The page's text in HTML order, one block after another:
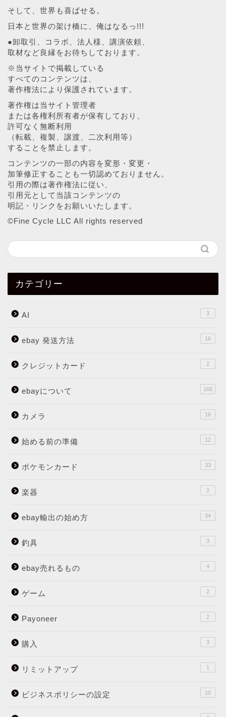
そして、世界も喜ばせる。
日本と世界の架け橋に、俺はなるっ!!!
●卸取引、コラボ、法人様、講演依頼、
取材など良縁をお待ちしております。
※当サイトで掲載している
すべてのコンテンツは、
著作権法により保護されています。
著作権は当サイト管理者
または各権利所有者が保有しており、
許可なく無断利用
（転載、複製、譲渡、二次利用等）
することを禁止します。
コンテンツの一部の内容を変形・変更・
加筆修正することも一切認めておりません。
引用の際は著作権法に従い、
引用元として当該コンテンツの
明記・リンクをお願いいたします。
©︎Fine Cycle LLC All rights reserved
カテゴリー
AI 3
ebay 発送方法 16
クレジットカード 2
ebayについて 166
カメラ 16
始める前の準備 12
ポケモンカード 33
楽器 2
ebay輸出の始め方 34
釣具 3
ebay売れるもの 4
ゲーム 2
Payoneer 2
購入 3
リミットアップ 1
ビジネスポリシーの設定 10